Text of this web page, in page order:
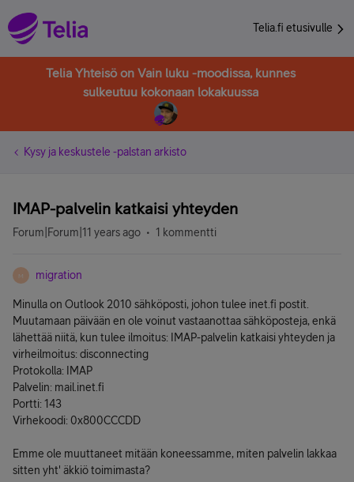
Telia.fi etusivulle
Telia Yhteisö on Vain luku -moodissa, kunnes
sulkeutuu kokonaan lokakuussa
Kysy ja keskustele -palstan arkisto
IMAP-palvelin katkaisi yhteyden
Forum|Forum|11 years ago 1 kommentti
M migration
Minulla on Outlook 2010 sähköposti, johon tulee inet.fi postit.
Muutamaan päivään en ole voinut vastaanottaa sähköposteja, enkä
lähettää niitä, kun tulee ilmoitus: IMAP-palvelin katkaisi yhteyden ja
virheilmoitus: disconnecting
Protokolla: IMAP
Palvelin: mail.inet.fi
Portti: 143
Virhekoodi: 0x800CCCDD
Emme ole muuttaneet mitään koneessamme, miten palvelin lakkaa
sitten yht' äkkiö toimimasta?